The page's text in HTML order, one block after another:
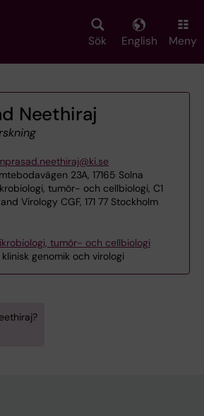
Sök English Meny
Neethiraj
23A, 17165 Solna
tumör- och cellbiologi, C1
Virology CGF, 171 77 Stockholm
tumör- och cellbiologi
genomik och virologi